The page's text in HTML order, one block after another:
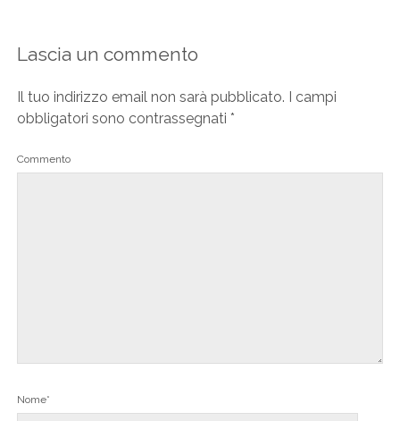
Lascia un commento
Il tuo indirizzo email non sarà pubblicato. I campi
obbligatori sono contrassegnati *
Commento
Nome*